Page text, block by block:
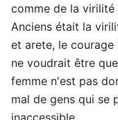
comme de la
Anciens était la
et arete, le courage
ne voudrait être
femme n'est pas
mal de gens qui se
inaccessible.